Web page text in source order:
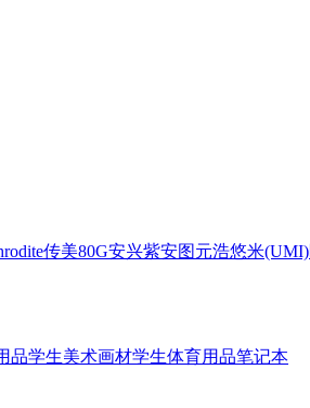
传美80G安兴紫安图元浩悠米(UMI)
品学生美术画材学生体育用品笔记本